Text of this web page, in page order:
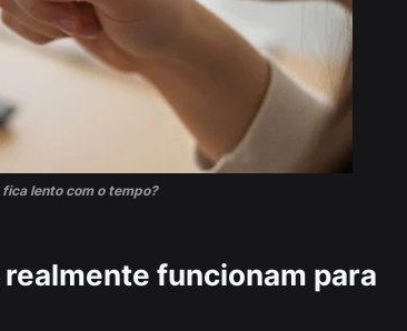
lento com o tempo?
funcionam para